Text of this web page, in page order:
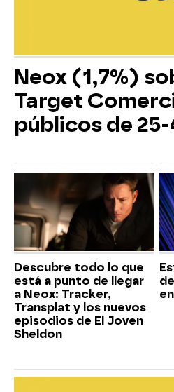
Neox (1,7%)
Target
públicos de
Descubre todo lo que
está a punto de llegar
a Neox: Tracker,
Transplat y los nuevos
episodios de El Joven
Sheldon